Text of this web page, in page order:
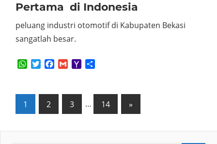
Pertama di Indonesia
peluang industri otomotif di Kabupaten Bekasi
sangatlah besar.
WhatsApp
TwitterFacebook
GmailYahoo
Posts
1 2 3 … 14
Next
Posts
»